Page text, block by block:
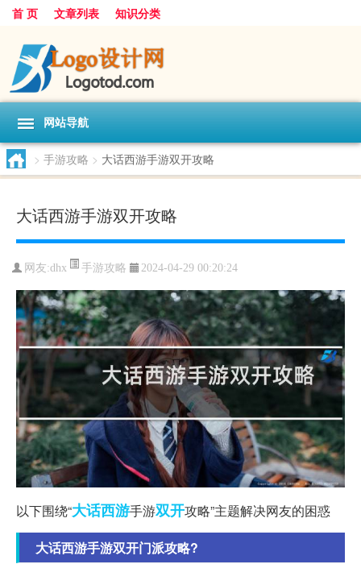
首 页 文章列表 知识分类
网站导航
> 手游攻略 > 大话西游手游双开攻略
大话西游手游双开攻略
网友:dhx 手游攻略 2024-04-29 00:20:24
以下围绕“大话西游手游双开攻略”主题解决网友的困惑
大话西游手游双开门派攻略?